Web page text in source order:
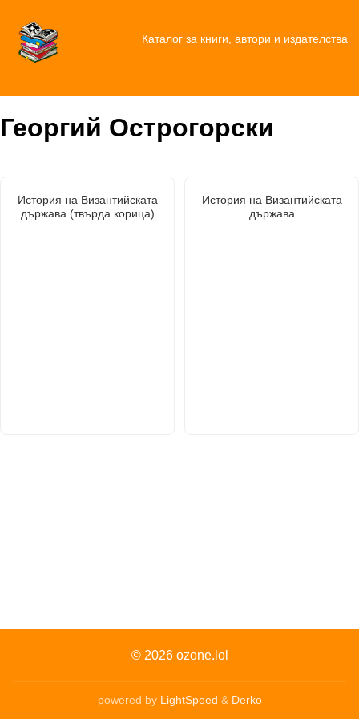
Каталог за книги, автори и издателства
Георгий Острогорски
История на Византийската
държава (твърда корица)
История на Византийската
държава
© 2026 ozone.lol
powered by LightSpeed & Derko